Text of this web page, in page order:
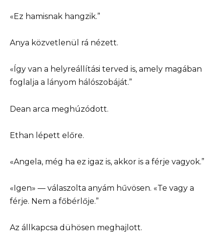
«Ez hamisnak hangzik.”
Anya közvetlenül rá nézett.
«Így van a helyreállítási terved is, amely magában
foglalja a lányom hálószobáját.”
Dean arca meghúzódott.
Ethan lépett előre.
«Angela, még ha ez igaz is, akkor is a férje vagyok.”
«Igen» — válaszolta anyám hűvösen. «Te vagy a
férje. Nem a főbérlője.”
Az állkapcsa dühösen meghajlott.